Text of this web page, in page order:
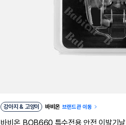
강아지 & 고양이 바비온 브랜드관 이동
바비온 BOB660 특수전용 안전 이발기날